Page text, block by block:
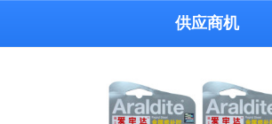
供应商机